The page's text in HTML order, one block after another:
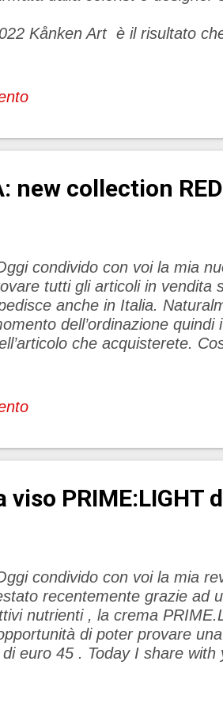
Kånken Art è il risultato
Tekla Evelina Severin,
new collection
condivido con voi la mia
tutti gli articoli in vendita
anche in Italia.
dell’ordinazione
che acquisterete.
sulle luci e riesco a
mi potete
i prezzi variano a
viso PRIME:LIGHT
condivido con voi la mia
recentemente grazie ad
nutrienti , la crema
di poter provare
euro 45 . Today I share